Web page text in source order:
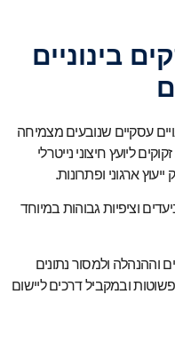
בינוניים
עסקיים שנובעים מצמיחה
ליועץ חיצוני נייטרלי
ארגוני ופתרונות.
וציפיות גבוהות במיוחד
וההנהלה ולמסור נתונים
ובמקביל דרכים ליישום